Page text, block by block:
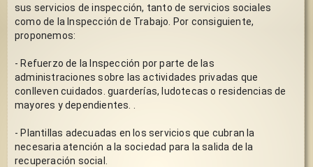
sus servicios de inspección, tanto de servicios sociales
como de la Inspección de Trabajo. Por consiguiente,
proponemos:
- Refuerzo de la Inspección por parte de las
administraciones sobre las actividades privadas que
conlleven cuidados. guarderías, ludotecas o residencias de
mayores y dependientes. .
- Plantillas adecuadas en los servicios que cubran la
necesaria atención a la sociedad para la salida de la
recuperación social.